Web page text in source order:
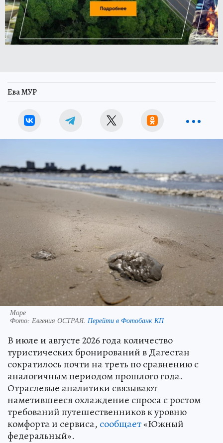
Ева МУР
Море
Фото: Евгения ОСТРАЯ. Перейти в Фотобанк КП
В июле и августе 2026 года количество
туристических бронирований в Дагестан
сократилось почти на треть по сравнению с
аналогичным периодом прошлого года.
Отраслевые аналитики связывают
наметившееся охлаждение спроса с ростом
требований путешественников к уровню
комфорта и сервиса, сообщает«Южный
федеральный».